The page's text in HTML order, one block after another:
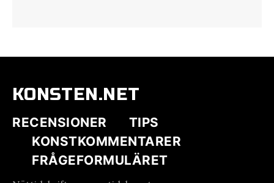
KONSTEN.NET
RECENSIONER
TIPS
KONSTKOMMENTARER
FRÅGEFORMULÄRET